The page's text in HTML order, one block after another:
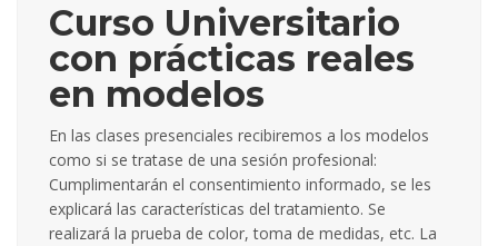
Curso Universitario
con prácticas reales
en modelos
En las clases presenciales recibiremos a los modelos
como si se tratase de una sesión profesional:
Cumplimentarán el consentimiento informado, se les
explicará las características del tratamiento. Se
realizará la prueba de color, toma de medidas, etc. La